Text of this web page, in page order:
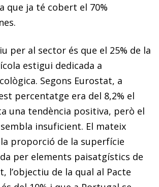
que ja té cobert el 70%
per al sector és que el 25% de la
estigui dedicada a
Segons Eurostat, a
percentatge era del 8,2% el
una tendència positiva, però el
sembla insuficient. El mateix
proporció de la superfície
per elements paisatgístics de
l’objectiu de la qual al Pacte